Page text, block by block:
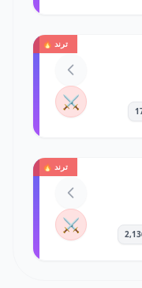
ترند 🔥
⚔️
ترند 🔥
⚔️